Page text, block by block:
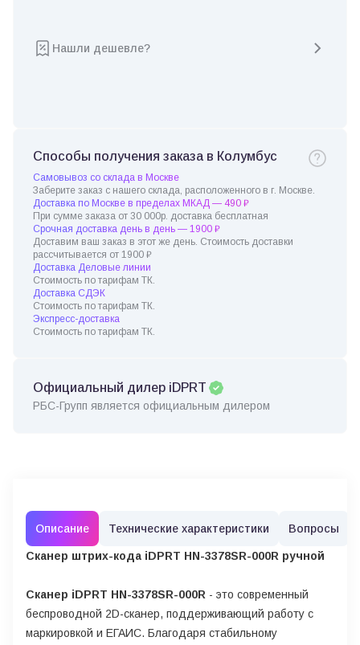
Нашли дешевле?
Способы получения заказа в Колумбус
Самовывоз со склада в Москве
Заберите заказ с нашего склада, расположенного в г. Москве.
Доставка по Москве в пределах МКАД — 490 ₽
При сумме заказа от 30 000р. доставка бесплатная
Срочная доставка день в день — 1900 ₽
Доставим ваш заказ в этот же день. Стоимость доставки
рассчитывается от 1900 ₽
Доставка Деловые линии
Стоимость по тарифам ТК.
Доставка СДЭК
Стоимость по тарифам ТК.
Экспресс-доставка
Стоимость по тарифам ТК.
Официальный дилер iDPRT
РБС-Групп является официальным дилером
Описание Технические характеристики Вопросы
Сканер штрих-кода iDPRT HN-3378SR-000R ручной
Сканер iDPRT HN-3378SR-000R - это современный
беспроводной 2D-сканер, поддерживающий работу с
маркировкой и ЕГАИС. Благодаря стабильному